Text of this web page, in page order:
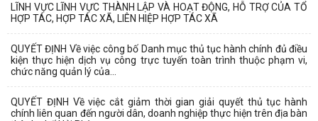
LĨNH VỰC LĨNH VỰC THÀNH LẬP VÀ HOẠT ĐỘNG, HỖ TRỢ CỦA TỔ
HỢP TÁC, HỢP TÁC XÃ, LIÊN HIỆP HỢP TÁC XÃ
QUYẾT ĐỊNH Về việc công bố Danh mục thủ tục hành chính đủ điều
kiện thực hiện dịch vụ công trực tuyến toàn trình thuộc phạm vi,
chức năng quản lý của...
QUYẾT ĐỊNH Về việc cắt giảm thời gian giải quyết thủ tục hành
chính liên quan đến người dân, doanh nghiệp thực hiện trên địa bàn